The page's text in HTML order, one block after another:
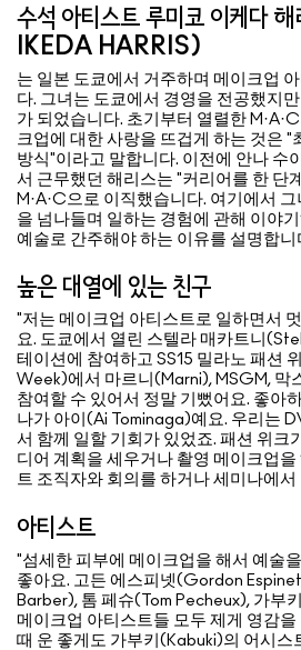
수석 아티스트 루미코 이케다
IKEDA HARRIS)
는 일본 도쿄에서 거주하며 메이크업
다. 그녀는 도쿄에서 경영을 전공했지
가 되었습니다. 초기부터 열렬한
크업에 대한 사랑을 뜨겁게 하는 것은 "
방식"이라고 말합니다. 이전에 안나 수
서 근무했던 해리스는 "커리어를 한 단
M·A·C으로 이직했습니다. 여기에서
을 넘나들며 일하는 경험에 관해 이야
예술로 간주해야 하는 이유를 설명합니
높은 대열에 있는 친구
"저는 메이크업 아티스트로 일하면서
요. 도쿄에서 열린 스텔라 매카트니
테이션에 참여하고 SS15 밀라노 패션
Week)에서 마르니(Marni), MSGM, 막
참여할 수 있어서 정말 기뻤어요. 좋아
나가 아이(Ai Tominaga)예요. 우리는
서 함께 일할 기회가 있었죠. 패션 위크
디어 계획을 세우거나 촬영 메이크업
트 조직자와 회의를 하거나 세미나에서
아티스트
"섬세한 피부에 메이크업을 해서 예술
좋아요. 고든 에스피넷(Gordon
Barber), 톰 페슈(Tom Pecheux), 가부
메이크업 아티스트들 모두 제게 영감을
때 운 좋게도 가부키(Kabuki)의 어시스